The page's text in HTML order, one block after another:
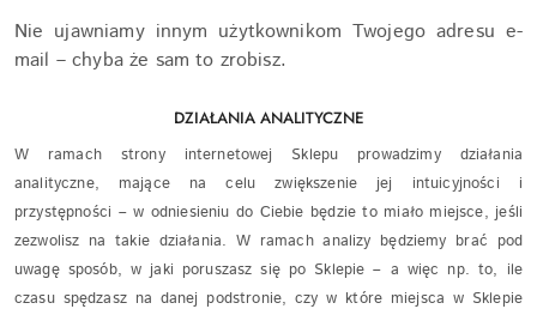
Nie ujawniamy innym użytkownikom Twojego adresu e-
mail – chyba że sam to zrobisz.
DZIAŁANIA ANALITYCZNE
W ramach strony internetowej Sklepu prowadzimy działania
analityczne, mające na celu zwiększenie jej intuicyjności i
przystępności – w odniesieniu do Ciebie będzie to miało miejsce, jeśli
zezwolisz na takie działania. W ramach analizy będziemy brać pod
uwagę sposób, w jaki poruszasz się po Sklepie – a więc np. to, ile
czasu spędzasz na danej podstronie, czy w które miejsca w Sklepie